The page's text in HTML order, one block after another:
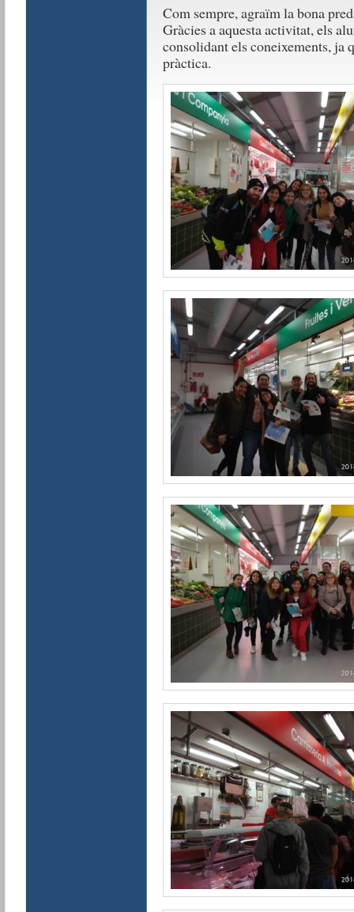
Com sempre, agraïm la bona
Gràcies a aquesta activitat, els
consolidant els coneixements, ja
pràctica.